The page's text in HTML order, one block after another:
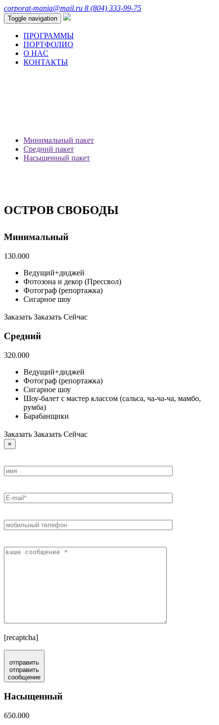
corporat-mania@mail.ru 8 (804) 333-99-75
Toggle navigation
ПРОГРАММЫ
ПОРТФОЛИО
О HAC
КОНТАКТЫ
Минимальный пакет
Средний пакет
Насыщенный пакет
ОСТРОВ СВОБОДЫ
Минимальный
130.000
Ведущий+диджей
Фотозона и декор (Прессвол)
Фотограф (репортажка)
Сигарное шоу
Заказать Заказать Cейчас
Средний
320.000
Ведущий+диджей
Фотограф (репортажка)
Сигарное шоу
Шоу-балет с мастер классом (сальса, ча-ча-ча, мамбо,
румба)
Барабанщики
Заказать Заказать Сейчас
×
[recaptcha]
отправить
отправить
сообщение
Насыщенный
650.000